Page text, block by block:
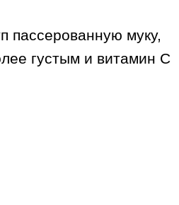
пассерованную муку,
густым и витамин С